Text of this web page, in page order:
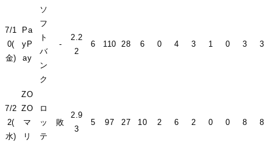
7/1
0(
金)
Pa
yP
ay
ソ
フ
ト
バ
ン
ク
-
2.2
2
6 110 28 6 0 4 3 1 0 3 3
7/2
2(
水)
ZO
ZO
マ
リ
ロ
ッ
テ
敗
2.9
3
5 97 27 10 2 6 2 0 0 8 8